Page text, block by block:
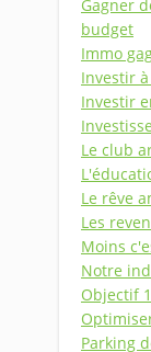
Gagner
budget
Immo
Investir
Investir
Le club
Le rêve
Les
Moins
Notre
Objectif
Parking